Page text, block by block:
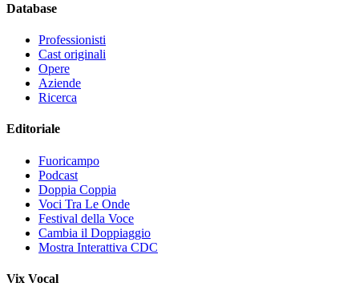
Database
Professionisti
Cast originali
Opere
Aziende
Ricerca
Editoriale
Fuoricampo
Podcast
Doppia Coppia
Voci Tra Le Onde
Festival della Voce
Cambia il Doppiaggio
Mostra Interattiva CDC
Vix Vocal